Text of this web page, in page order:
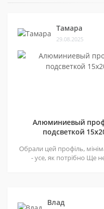
Тамара
29.08.2025
Алюминиевый
подсветкой
Обрали цей профіль,
- усе, як потрібно Ще
Влад